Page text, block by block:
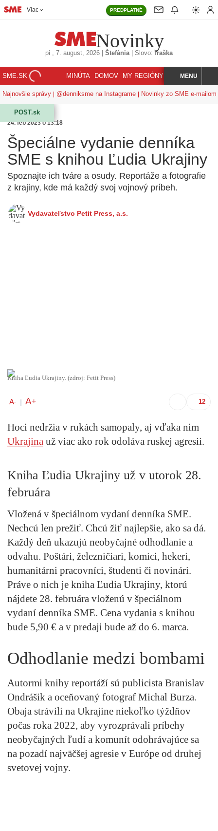
Viac PREDPLATNÉ
Novinky
pi , 7. august, 2026 Štefánia| Slovo: fraška
SME.SK MINÚTA DOMOV MY REGIÓNY KORZÁR
HĽADAJMENU
Najnovšie správy @denniksme na Instagrame Novinky zo SME e-mailom
POST.sk
24. feb 2023 o 13:18
Špeciálne vydanie denníka
SME s knihou Ľudia Ukrajiny
Spoznajte ich tváre a osudy. Reportáže a fotografie
z krajiny, kde má každý svoj vojnový príbeh.
Vydavateľstvo Petit Press, a.s.
Kniha Ľudia Ukrajiny. (zdroj: Petit Press)
A- A+
Hoci nedržia v rukách samopaly, aj vďaka nim
Ukrajina už viac ako rok odoláva ruskej agresii.
Kniha Ľudia Ukrajiny už v utorok 28.
februára
Vložená v špeciálnom vydaní denníka SME.
Nechcú len prežiť. Chcú žiť najlepšie, ako sa dá.
Každý deň ukazujú neobyčajné odhodlanie a
odvahu. Poštári, železničiari, komici, hekeri,
humanitárni pracovníci, študenti či novinári.
Práve o nich je kniha Ľudia Ukrajiny, ktorú
nájdete 28. februára vloženú v špeciálnom
vydaní denníka SME. Cena vydania s knihou
bude 5,90 € a v predaji bude až do 6. marca.
Odhodlanie medzi bombami
Autormi knihy reportáží sú publicista Branislav
Ondrášik a oceňovaný fotograf Michal Burza.
Obaja strávili na Ukrajine niekoľko týždňov
počas roka 2022, aby vyrozprávali príbehy
neobyčajných ľudí a komunít odohrávajúce sa
na pozadí najväčšej agresie v Európe od druhej
svetovej vojny.